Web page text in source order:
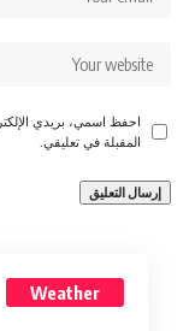
احفظ اسمي، بريدي
المقبلة في تعليقي.
Weather